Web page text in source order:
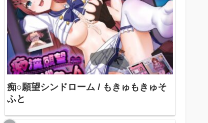
痴○願望シンドローム / もきゅもきゅそ
ふと